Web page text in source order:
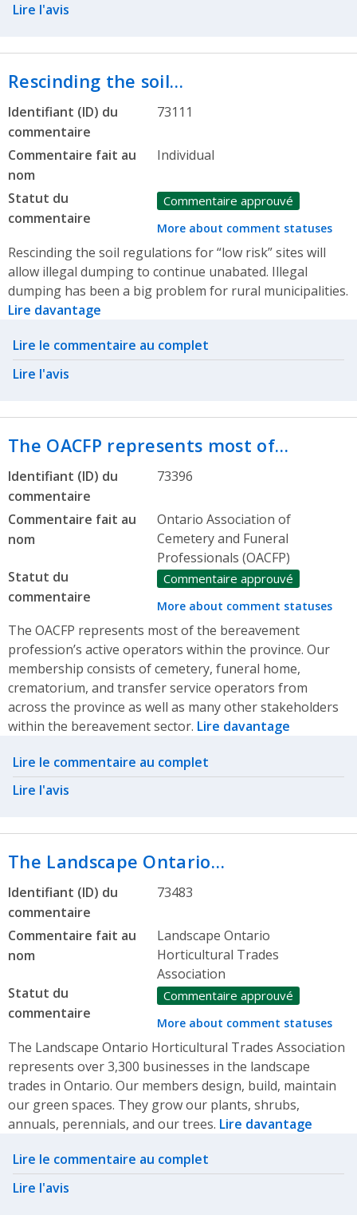
Lire l'avis
Rescinding the soil…
Identifiant (ID) du
commentaire
73111
Commentaire fait au
nom
Individual
Statut du
commentaire
Commentaire approuvé
More about comment statuses
Rescinding the soil regulations for “low risk” sites will
allow illegal dumping to continue unabated. Illegal
dumping has been a big problem for rural municipalities.
Lire davantage
Related actions
Lire le commentaire au complet
Lire l'avis
The OACFP represents most of…
Identifiant (ID) du
commentaire
73396
Commentaire fait au
nom
Ontario Association of
Cemetery and Funeral
Professionals (OACFP)
Statut du
commentaire
Commentaire approuvé
More about comment statuses
The OACFP represents most of the bereavement
profession’s active operators within the province. Our
membership consists of cemetery, funeral home,
crematorium, and transfer service operators from
across the province as well as many other stakeholders
within the bereavement sector. Lire davantage
Related actions
Lire le commentaire au complet
Lire l'avis
The Landscape Ontario…
Identifiant (ID) du
commentaire
73483
Commentaire fait au
nom
Landscape Ontario
Horticultural Trades
Association
Statut du
commentaire
Commentaire approuvé
More about comment statuses
The Landscape Ontario Horticultural Trades Association
represents over 3,300 businesses in the landscape
trades in Ontario. Our members design, build, maintain
our green spaces. They grow our plants, shrubs,
annuals, perennials, and our trees. Lire davantage
Related actions
Lire le commentaire au complet
Lire l'avis